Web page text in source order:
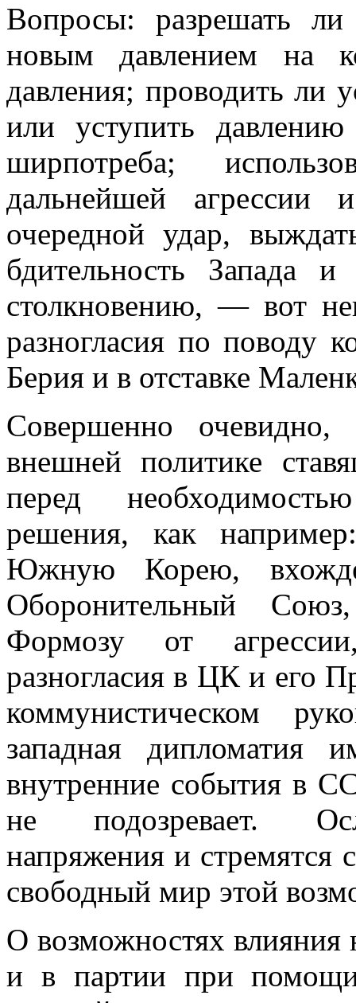
Вопросы: разрешать ли
новым давлением на
давления; проводить ли
или уступить
ширпотреба;
дальнейшей агрессии
очередной удар,
бдительность Запада
столкновению, — вот
разногласия по поводу
Берия и в от­ставке
Совершенно
внешней политике
перед
решения, как
Южную Корею,
Оборонительный
Формозу от
разногласия в ЦК и его
коммунистическом
западная дипломатия
внутренние события в
не подозревает.
напряжения и стремятся
свободный мир этой
О возможностях
и в партии при помощи